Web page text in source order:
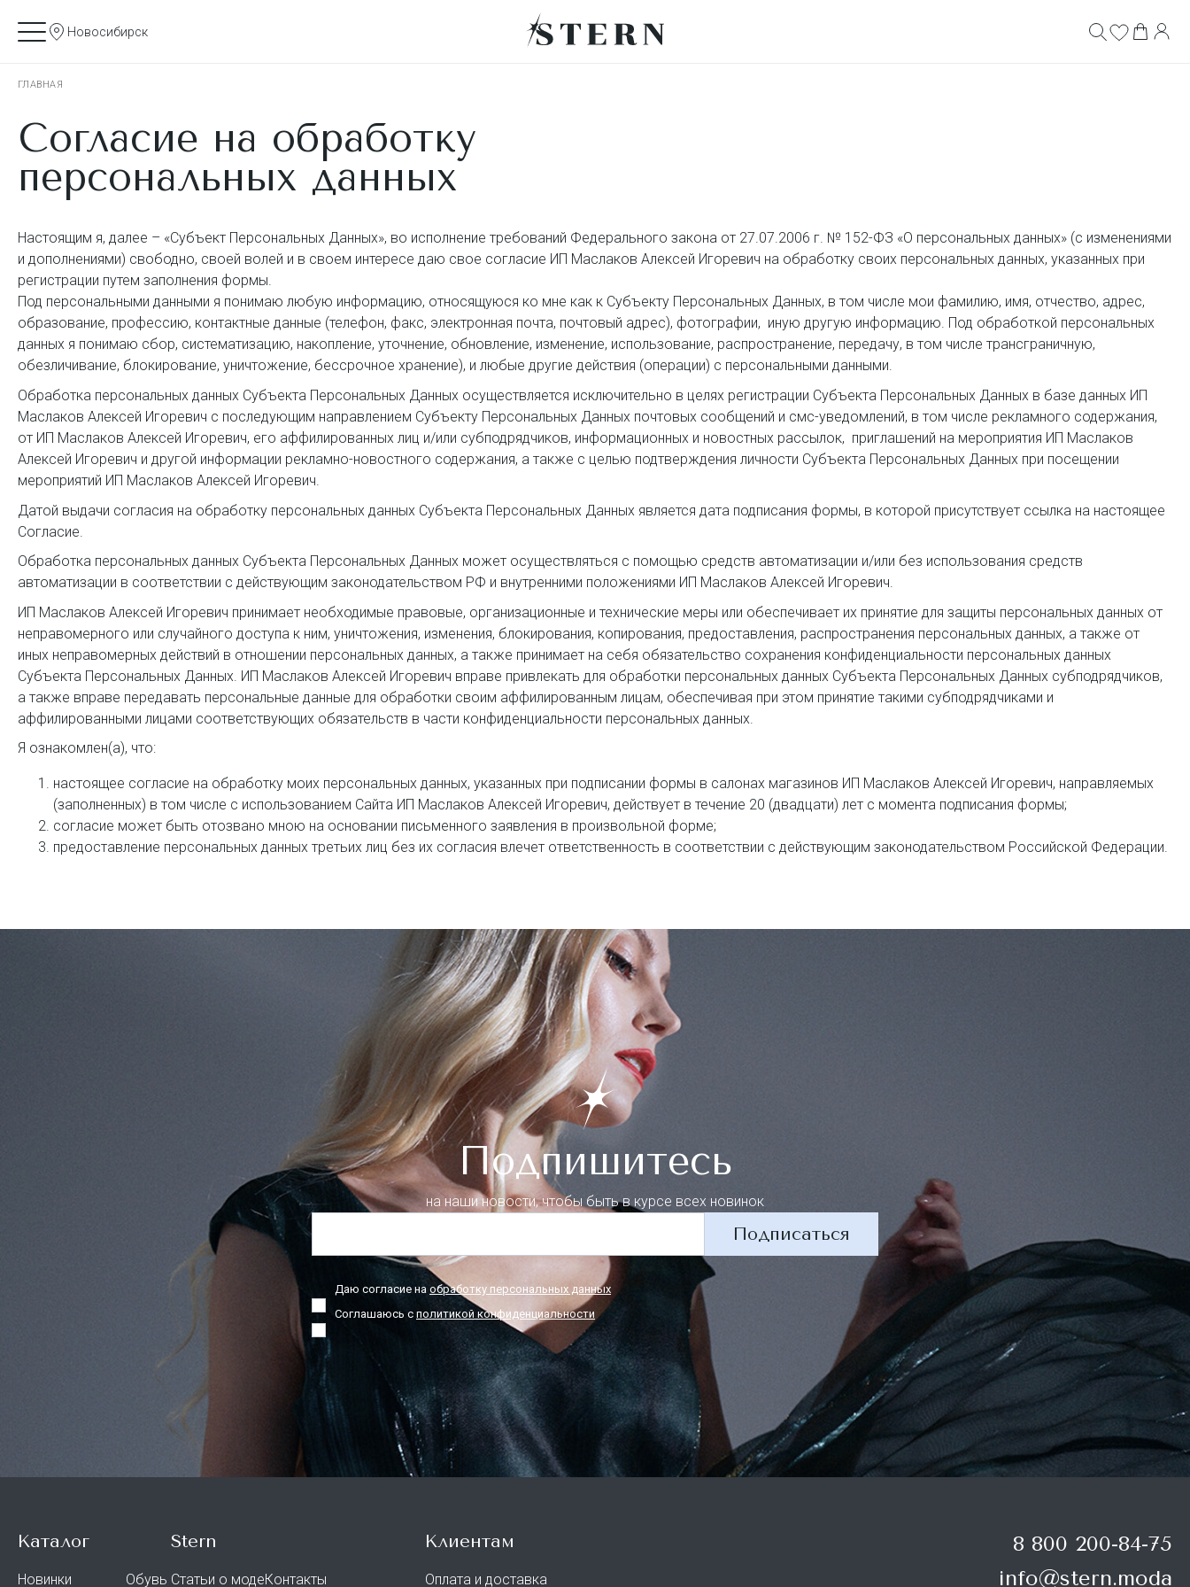
Новосибирск
ГЛАВНАЯ
Согласие на обработку
персональных данных
Настоящим я, далее – «Субъект Персональных Данных», во исполнение требований Федерального закона от 27.07.2006 г. № 152-ФЗ «О персональных данных» (с изменениями
и дополнениями) свободно, своей волей и в своем интересе даю свое согласие ИП Маслаков Алексей Игоревич на обработку своих персональных данных, указанных при
регистрации путем заполнения формы.
Под персональными данными я понимаю любую информацию, относящуюся ко мне как к Субъекту Персональных Данных, в том числе мои фамилию, имя, отчество, адрес,
образование, профессию, контактные данные (телефон, факс, электронная почта, почтовый адрес), фотографии, иную другую информацию. Под обработкой персональных
данных я понимаю сбор, систематизацию, накопление, уточнение, обновление, изменение, использование, распространение, передачу, в том числе трансграничную,
обезличивание, блокирование, уничтожение, бессрочное хранение), и любые другие действия (операции) с персональными данными.
Обработка персональных данных Субъекта Персональных Данных осуществляется исключительно в целях регистрации Субъекта Персональных Данных в базе данных ИП
Маслаков Алексей Игоревич с последующим направлением Субъекту Персональных Данных почтовых сообщений и смс-уведомлений, в том числе рекламного содержания,
от ИП Маслаков Алексей Игоревич, его аффилированных лиц и/или субподрядчиков, информационных и новостных рассылок, приглашений на мероприятия ИП Маслаков
Алексей Игоревич и другой информации рекламно-новостного содержания, а также с целью подтверждения личности Субъекта Персональных Данных при посещении
мероприятий ИП Маслаков Алексей Игоревич.
Датой выдачи согласия на обработку персональных данных Субъекта Персональных Данных является дата подписания формы, в которой присутствует ссылка на настоящее
Согласие.
Обработка персональных данных Субъекта Персональных Данных может осуществляться с помощью средств автоматизации и/или без использования средств
автоматизации в соответствии с действующим законодательством РФ и внутренними положениями ИП Маслаков Алексей Игоревич.
ИП Маслаков Алексей Игоревич принимает необходимые правовые, организационные и технические меры или обеспечивает их принятие для защиты персональных данных от
неправомерного или случайного доступа к ним, уничтожения, изменения, блокирования, копирования, предоставления, распространения персональных данных, а также от
иных неправомерных действий в отношении персональных данных, а также принимает на себя обязательство сохранения конфиденциальности персональных данных
Субъекта Персональных Данных. ИП Маслаков Алексей Игоревич вправе привлекать для обработки персональных данных Субъекта Персональных Данных субподрядчиков,
а также вправе передавать персональные данные для обработки своим аффилированным лицам, обеспечивая при этом принятие такими субподрядчиками и
аффилированными лицами соответствующих обязательств в части конфиденциальности персональных данных.
Я ознакомлен(а), что:
настоящее согласие на обработку моих персональных данных, указанных при подписании формы в салонах магазинов ИП Маслаков Алексей Игоревич, направляемых
(заполненных) в том числе с использованием Cайта ИП Маслаков Алексей Игоревич, действует в течение 20 (двадцати) лет с момента подписания формы;
согласие может быть отозвано мною на основании письменного заявления в произвольной форме;
предоставление персональных данных третьих лиц без их согласия влечет ответственность в соответствии с действующим законодательством Российской Федерации.
Подпишитесь
на наши новости, чтобы быть в курсе всех новинок
Подписаться
Даю согласие на обработку персональных данных
Соглашаюсь с политикой конфиденциальности
Каталог
Новинки Обувь
Stern
Статьи о модеКонтакты
Клиентам
Оплата и доставка
8 800 200-84-75
info@stern.moda